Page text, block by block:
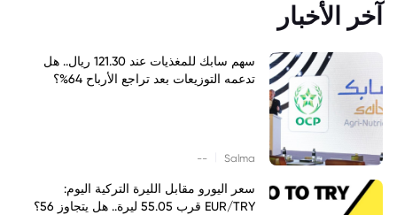
آخر الأخبار
سهم سابك للمغذيات عند 121.30 ريال.. هل
تدعمه التوزيعات بعد تراجع الأرباح 64%؟
Salma
--
سعر اليورو مقابل الليرة التركية اليوم:
EUR/TRY قرب 55.05 ليرة.. هل يتجاوز 56؟